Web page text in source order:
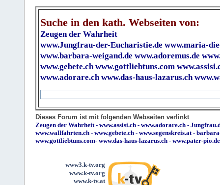
Suche in den kath. Webseiten von:
Zeugen der Wahrheit
www.Jungfrau-der-Eucharistie.de www.maria-
www.barbara-weigand.de www.adoremus.de
www.gebete.ch www.gottliebtuns.com
www.adorare.ch www.das-haus-lazarus.ch
Dieses Forum ist mit folgenden Webseiten verlinkt
Zeugen der Wahrheit - www.assisi.ch - www.adorare.ch -
www.wallfahrten.ch - www.gebete.ch - www.segenskreis.at -
www.gottliebtuns.com- www.das-haus-lazarus.ch - www.pater-pio.de
www3.k-tv.org
www.k-tv.org
www.k-tv.at